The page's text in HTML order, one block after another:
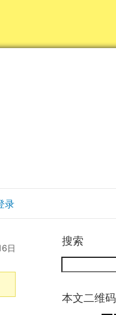
录
日
搜索
本文二维码